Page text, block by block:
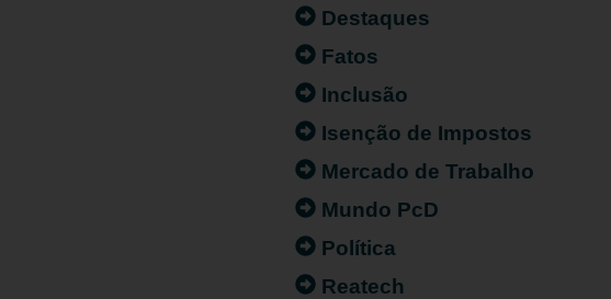
Destaques
Fatos
Inclusão
Isenção de Impostos
Mercado de Trabalho
Mundo PcD
Política
Reatech